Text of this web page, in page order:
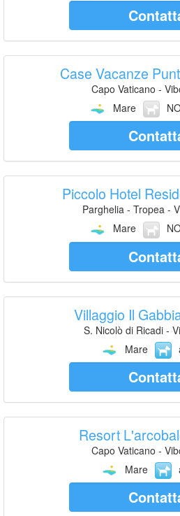
Case Vacanze
Capo Vaticano -
Mare
Piccolo Hotel
Parghelia - Tropea -
Mare
Villaggio Il
S. Nicolò di Ricadi -
Mare
Resort
Capo Vaticano -
Mare